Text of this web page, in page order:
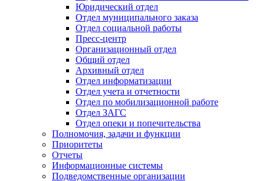
Юридический отдел
Отдел муниципального заказа
Отдел социальной работы
Пресс-центр
Организационный отдел
Общий отдел
Архивный отдел
Отдел информатизации
Отдел учета и отчетности
Отдел по мобилизационной работе
Отдел ЗАГС
Отдел опеки и попечительства
Полномочия, задачи и функции
Приоритеты
Отчеты
Информационные системы
Подведомственные организации